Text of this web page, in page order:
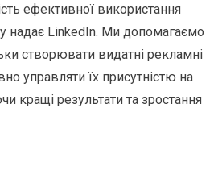
ефективної використання
надає LinkedIn. Ми допомагаємо
створювати видатні рекламні
управляти їх присутністю на
кращі результати та зростання